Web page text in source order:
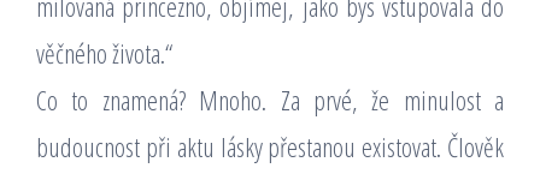
věčného života.“
Co to znamená? Mnoho. Za prvé, že minulost a
budoucnost při aktu lásky přestanou existovat. Člověk